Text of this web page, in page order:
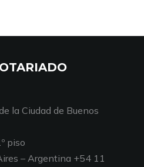
la Ciudad de Buenos
piso
– Argentina +54 11